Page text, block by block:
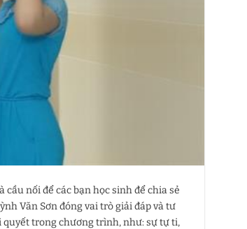
nối để các bạn học sinh để chia sẻ
Văn Sơn đóng vai trò giải đáp và tư
quyết trong chương trình, như: sự tự ti,